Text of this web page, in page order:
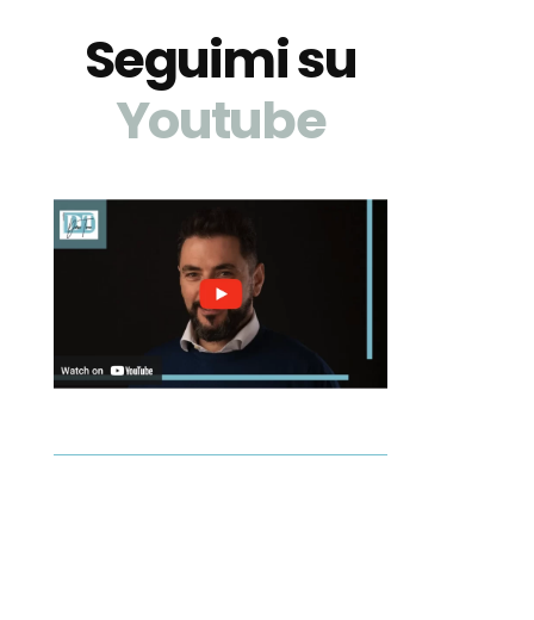
Seguimi su
Youtube